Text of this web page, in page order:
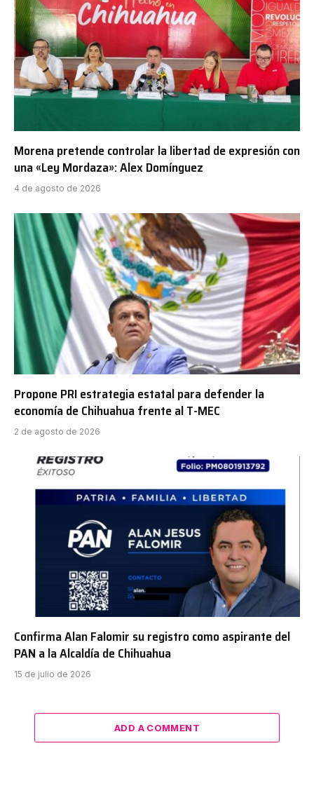
Morena pretende controlar la libertad de expresión con
una «Ley Mordaza»: Alex Domínguez
4 de agosto de 2026
Propone PRI estrategia estatal para defender la
economía de Chihuahua frente al T-MEC
2 de agosto de 2026
Confirma Alan Falomir su registro como aspirante del
PAN a la Alcaldía de Chihuahua
15 de julio de 2026
ADD A COMMENT